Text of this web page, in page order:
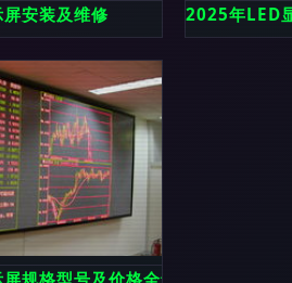
安装及维修 2025年LED
择规格型号及价格全解析 全彩显示屏